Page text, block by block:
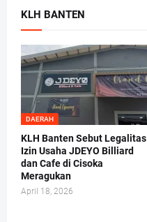
KLH BANTEN
DAERAH
KLH Banten Sebut Legalitas
Izin Usaha JDEYO Billiard
dan Cafe di Cisoka
Meragukan
April 18, 2026